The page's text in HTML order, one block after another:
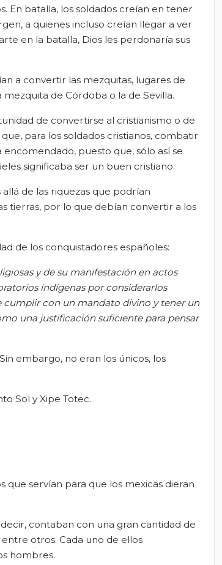
En batalla, los soldados creían en tener
a quienes incluso creían llegar a ver
en la batalla, Dios les perdonaría sus
a convertir las mezquitas, lugares de
de Córdoba o la de Sevilla.
de convertirse al cristianismo o de
para los soldados cristianos, combatir
puesto que, sólo así se
significaba ser un buen cristiano.
de las riquezas que podrían
tierras, por lo que debían convertir a los
de los conquistadores españoles:
y de su manifestación en actos
indígenas por considerarlos
cumplir con un mandato divino y tener un
una justificación suficiente para pensar
embargo, no eran los únicos, los
Sol y Xipe Totec.
que servían para que los mexicas dieran
contaban con una gran cantidad de
otros. Cada uno de ellos
hombres.